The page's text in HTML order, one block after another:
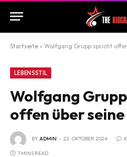
Startseite » Wolfgang Grupp spricht
LEBENSSTIL
Wolfgang
offen über
BYADMIN 22. OKTOBER 2024
7 MINS READ